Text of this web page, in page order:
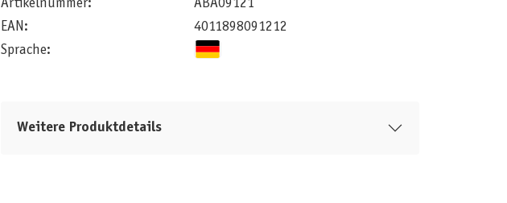
Artikelnummer:
ABA09121
EAN:
4011898091212
Sprache:
Weitere Produktdetails